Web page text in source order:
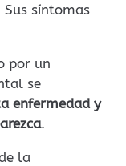
Sus síntomas
por un
se
enfermedad y
.
la